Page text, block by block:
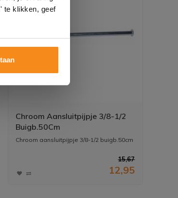
te klikken, geef
Chroom Aansluitpijpje 3/8-1/2
Buigb.50Cm
Chroom aansluitpijpje 3/8-1/2 buigb.50cm
15,67
12,95